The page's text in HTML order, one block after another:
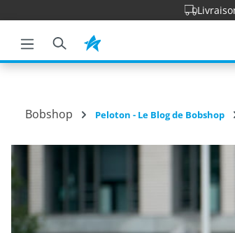
Passer à la navigation
Bobshop Peloton - Le Blog de Bobshop